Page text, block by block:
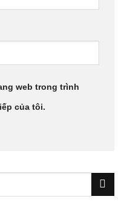
web trong trình
của tôi.